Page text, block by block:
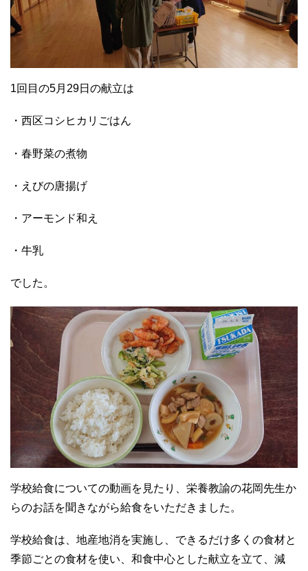
1回目の5月29日の献立は
・西区コシヒカリごはん
・春野菜の煮物
・えびの唐揚げ
・アーモンド和え
・牛乳
でした。
学校給食についての動画を見たり、栄養教諭の花岡先生か
らのお話を聞きながら給食をいただきました。
学校給食は、地産地消を実施し、できるだけ多くの食材と
季節ごとの食材を使い、和食中心とした献立を立て、減